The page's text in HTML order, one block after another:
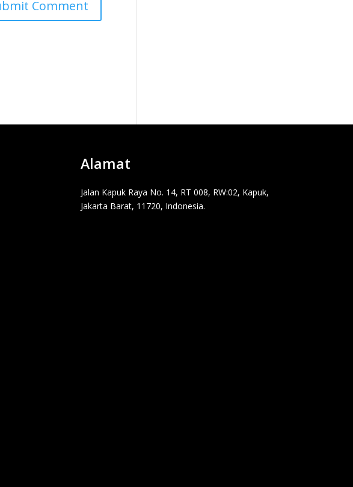
Alamat
Jalan Kapuk Raya No. 14, RT 008, RW:02, Kapuk,
Jakarta Barat, 11720, Indonesia.